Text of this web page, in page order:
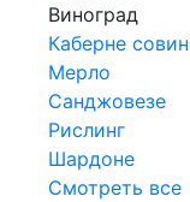
Виноград
Каберне
Мерло
Санджовезе
Рислинг
Шардоне
Смотреть все